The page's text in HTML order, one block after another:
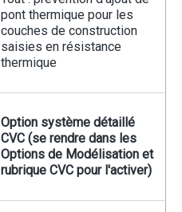
pont thermique pour les
couches de construction
saisies en résistance
thermique
Option système détaillé
CVC (se rendre dans les
Options de Modélisation et
rubrique CVC pour l'activer)